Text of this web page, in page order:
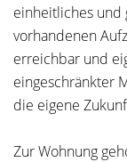
einheitliches und
vorhandenen
erreichbar und
eingeschränkter
die eigene
Zur Wohnung